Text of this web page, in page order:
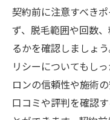
契約前に注意すべき
ず、脱毛範囲や回数
るかを確認しましょ
リシーについてもし
ロンの信頼性や施術
口コミや評判を確認